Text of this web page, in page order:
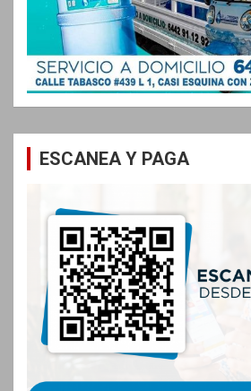
ESCANEA Y PAGA